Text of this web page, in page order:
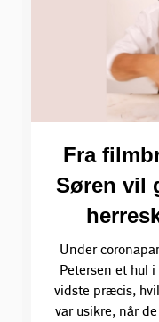
Fra
Søren vil
Under
Petersen et hul
vidste præcis,
var usikre, når